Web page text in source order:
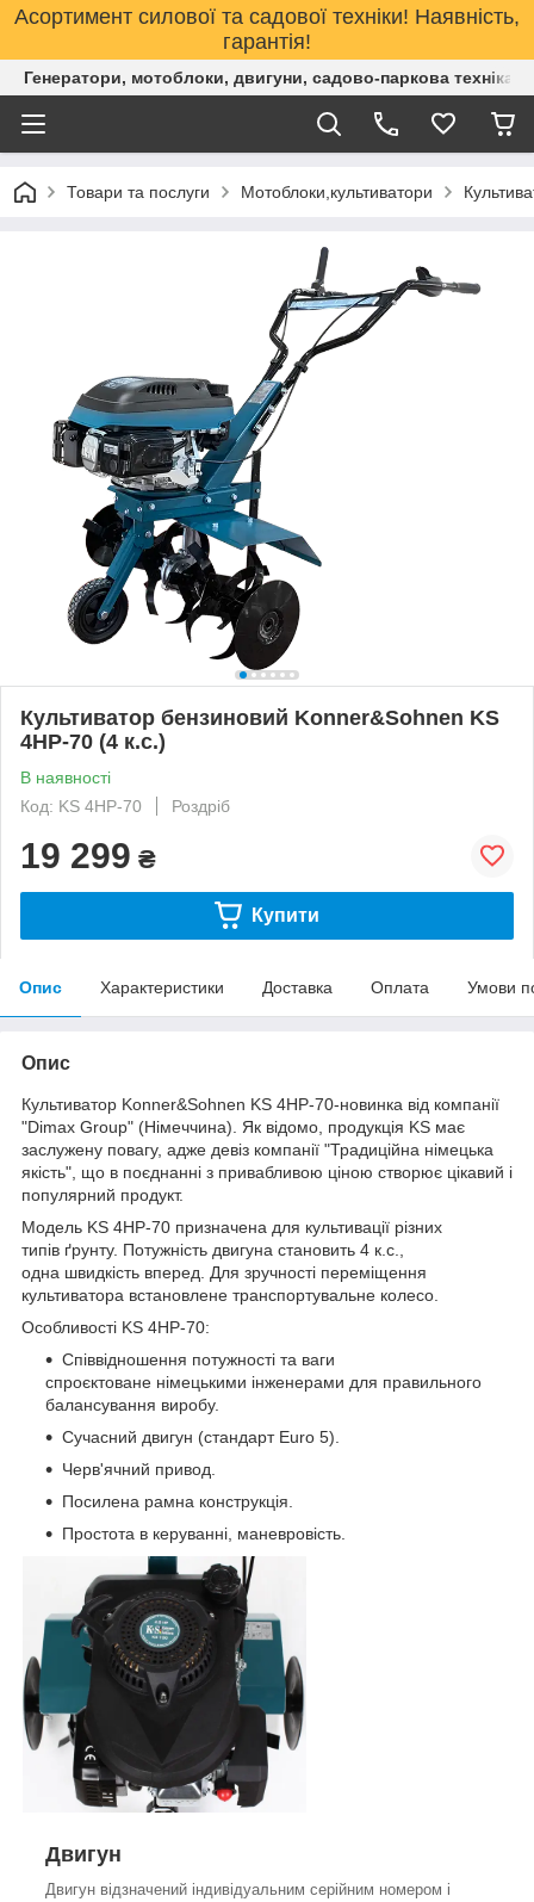
Асортимент силової та садової техніки! Наявність,
гарантія!
Генератори, мотоблоки, двигуни, садово-паркова техніка.
Товари та послуги Мотоблоки,культиватори
Культиватор бензиновий Konner&Sohnen KS
4HP-70 (4 к.с.)
В наявності
Код: KS 4HP-70
Роздріб
19 299 ₴
Купити
Опис Характеристики Доставка Оплата Умови
Опис
Культиватор Konner&Sohnen KS 4HP-70-новинка від компанії
"Dimax Group" (Німеччина). Як відомо, продукція KS має
заслужену повагу, адже девіз компанії "Традиційна німецька
якість", що в поєднанні з привабливою ціною створює цікавий і
популярний продукт.
Модель KS 4HP-70 призначена для культивації різних
типів ґрунту. Потужність двигуна становить 4 к.с.,
одна швидкість вперед. Для зручності переміщення
культиватора встановлене транспортувальне колесо.
Особливості KS 4HP-70:
Співвідношення потужності та ваги
спроєктоване німецькими інженерами для правильного
балансування виробу.
Сучасний двигун (стандарт Euro 5).
Черв'ячний привод.
Посилена рамна конструкція.
Простота в керуванні, маневровість.
Двигун
Двигун відзначений індивідуальним серійним номером і